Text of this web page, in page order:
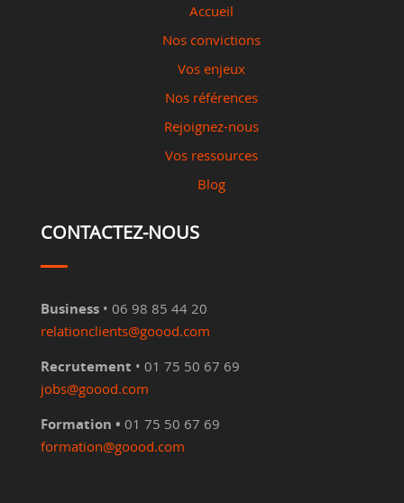
Accueil
Nos convictions
Vos enjeux
Nos références
Rejoignez-nous
Vos ressources
Blog
CONTACTEZ-NOUS
Business • 06 98 85 44 20
relationclients@goood.com
Recrutement • 01 75 50 67 69
jobs@goood.com
Formation • 01 75 50 67 69
formation@goood.com